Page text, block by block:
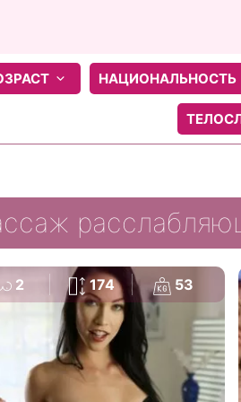
НАЦИОНАЛЬНОСТЬ
2 174 53